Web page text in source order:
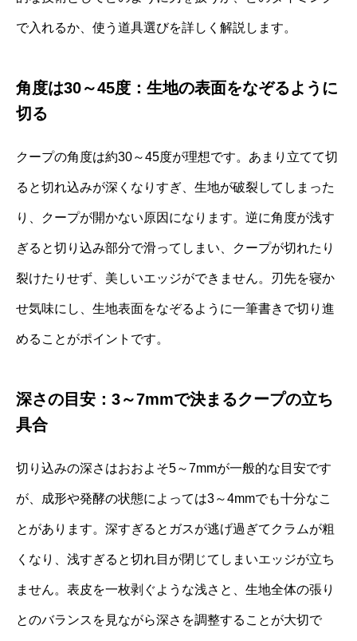
で入れるか、使う道具選びを詳しく解説します。
角度は30～45度：生地の表面をなぞるように
切る
クープの角度は約30～45度が理想です。あまり立てて切
ると切れ込みが深くなりすぎ、生地が破裂してしまった
り、クープが開かない原因になります。逆に角度が浅す
ぎると切り込み部分で滑ってしまい、クープが切れたり
裂けたりせず、美しいエッジができません。刃先を寝か
せ気味にし、生地表面をなぞるように一筆書きで切り進
めることがポイントです。
深さの目安：3～7mmで決まるクープの立ち
具合
切り込みの深さはおおよそ5～7mmが一般的な目安です
が、成形や発酵の状態によっては3～4mmでも十分なこ
とがあります。深すぎるとガスが逃げ過ぎてクラムが粗
くなり、浅すぎると切れ目が閉じてしまいエッジが立ち
ません。表皮を一枚剥ぐような浅さと、生地全体の張り
とのバランスを見ながら深さを調整することが大切で